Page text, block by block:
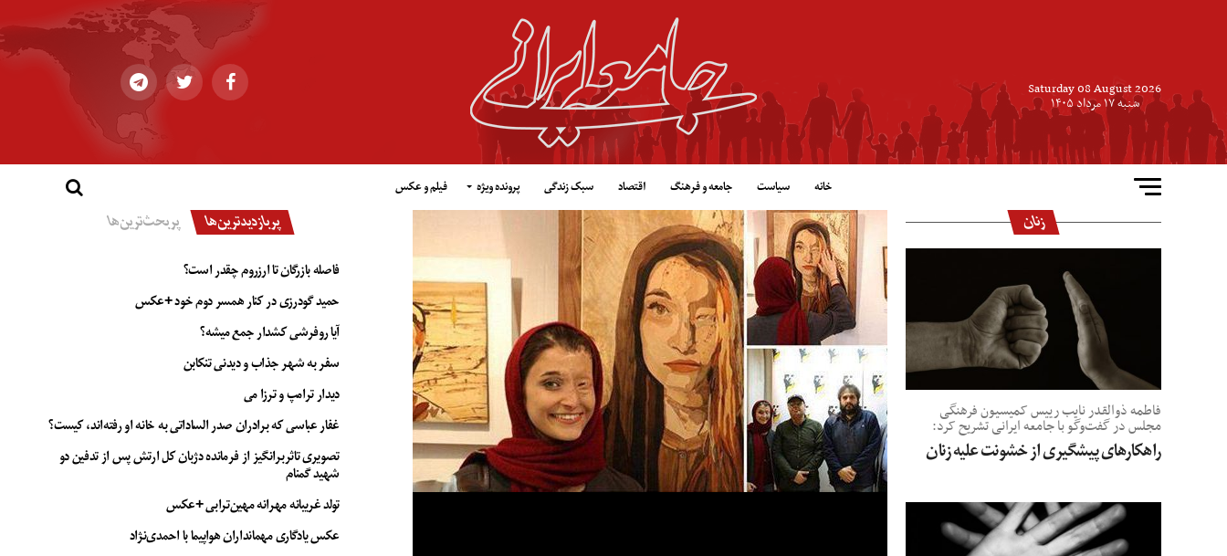
Saturday 08 August 2026
شنبه ۱۷ مرداد ۱۴۰۵
خانه سیاست جامعه و فرهنگ اقتصاد سبک زندگی پرونده ویژه فیلم و عکس
زنان
فاطمه ذوالقدر نایب رییس کمیسیون فرهنگی
مجلس در گفت‌وگو با جامعه ایرانی تشریح کرد:
راهکارهای پیشگیری از خشونت علیه زنان
پربازدیدترین‌ها پربحث‌ترین‌ها
فاصله بازرگان تا ارزروم چقدر است؟
حمید گودرزی در کنار همسر دوم خود +عکس
آیا روفرشی کشدار جمع میشه؟
سفر به شهر جذاب و دیدنی تنکابن
دیدار ترامپ و ترزا می
غفار عباسی که برادران صدر الساداتی به خانه او رفته‌اند، کیست؟
تصویری تاثربرانگیز از فرمانده دژبان کل ارتش پس از تدفین دو
شهید گمنام
تولد غریبانه مهرانه مهین‌ترابی +عکس
عکس یادگاری مهمانداران هواپیما با احمدی‌نژاد